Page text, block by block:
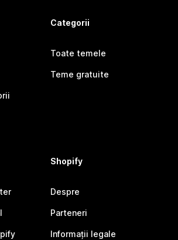
Categorii
Toate temele
Teme gratuite
Shopify
Despre
Parteneri
Informații legale